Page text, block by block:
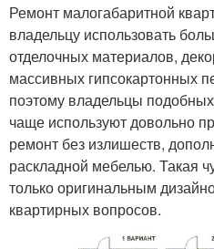
Ремонт малогабаритной
владельцу использовать
отделочных материалов,
массивных гипсокартонных
поэтому владельцы
чаще используют довольно
ремонт без излишеств,
раскладной мебелью. Такая
только оригинальным
квартирных вопросов.